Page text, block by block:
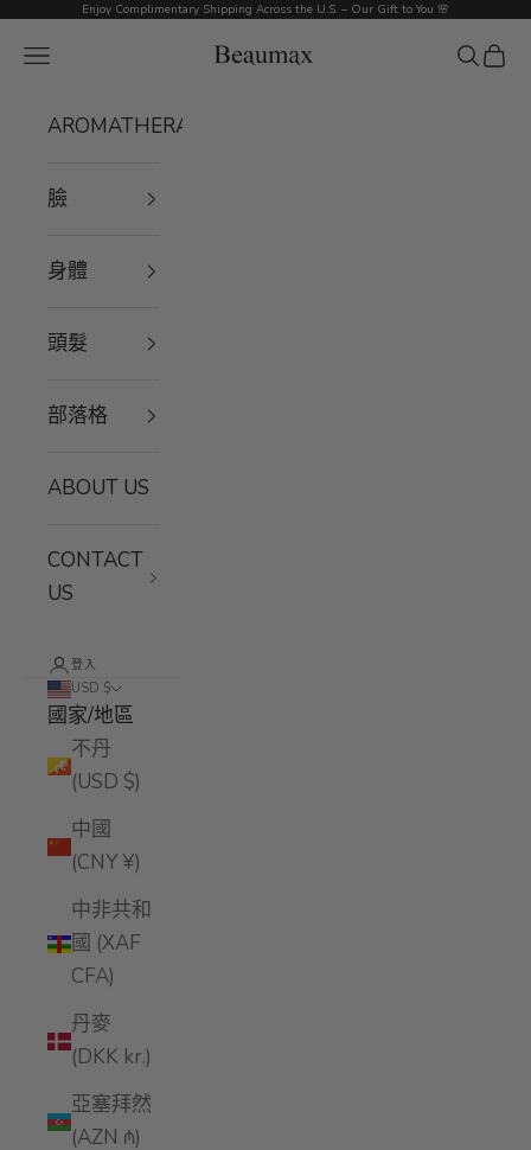
跳至內容 Enjoy Complimentary Shipping Across the U.S. – Our Gift to You 🌸
Beaumax
選單 搜尋購物
AROMATHERAPY
臉
身體
頭髮
部落格
ABOUT US
CONTACT
US
登入
USD $
國家/地區
不丹
(USD $)
中國
(CNY ¥)
中非共和
國 (XAF
CFA)
丹麥
(DKK kr.)
亞塞拜然
(AZN ₼)